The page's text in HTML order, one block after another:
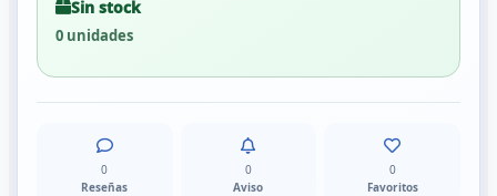
Sin stock
0 unidades
0
Reseñas
0
Aviso
0
Favoritos